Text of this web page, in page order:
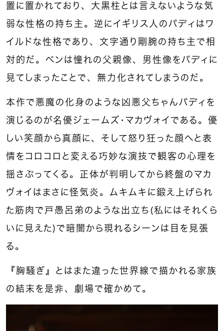
置に置かれており、大黒柱とは言えないような気
弱な性格の持ち主。逆にイギリス人のパディはワ
イルドな性格であり、文字通り剛腕の持ち主で相
対的だ。ベンは憧れの父親像、男性像をパディに
見てしまったことで、無力化されてしまうのだ。
本作で悪魔の化身のような凶悪父ちゃんパディを
演じるのが名優ジェームズ・マカヴォイである。優
しい笑顔から真顔に、そして怒り狂った顔へと表
情をコロコロと変える巧妙な演技で観客の心理を
揺さぶってくる。正体が判明してから終盤のマカ
ヴォイはまさに怪気炎。ムキムキに鍛え上げられ
た筋肉で戸愚呂弟のような出立ち（私にはそれくら
いに見えた）で暗闇から現れるシーンは目を見張
る。
『胸騒ぎ』とはまた違った世界線で描かれる家族
の結末を是非、劇場で確かめて。